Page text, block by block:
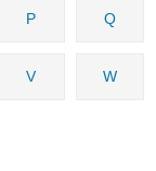
P Q
V W